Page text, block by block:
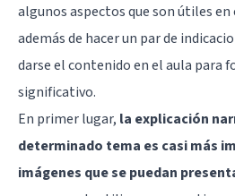
algunos aspectos que son útiles
además de hacer un par de
darse el contenido en el aula para
significativo.
En primer lugar, la explicación
determinado tema es casi más
imágenes que se puedan